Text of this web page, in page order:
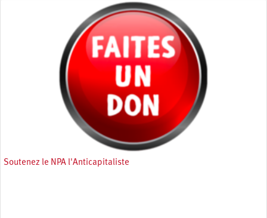
Soutenez le NPA l'Anticapitaliste